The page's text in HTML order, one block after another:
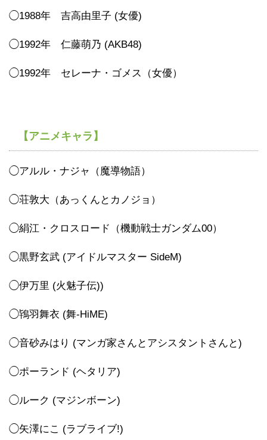
◯1988年 吉高由里子 (女優)
◯1992年 仁藤萌乃 (AKB48)
◯1992年 セレーナ・ゴメス（女優）
【アニメキャラ】
◯アルル・ナジャ（魔導物語）
◯荘敦大（あっくんとカノジョ）
◯絹江・クロスロード（機動戦士ガンダム00）
◯黒野玄武 (アイドルマスター SideM)
◯伊万里 (火魅子伝))
◯鴇羽舞衣 (舞-HiME)
◯音砂みはり (マンガ家さんとアシスタントさんと)
◯ポーランド (ヘタリア)
◯ルーク (マジンボーン)
◯矢澤にこ (ラブライブ!)